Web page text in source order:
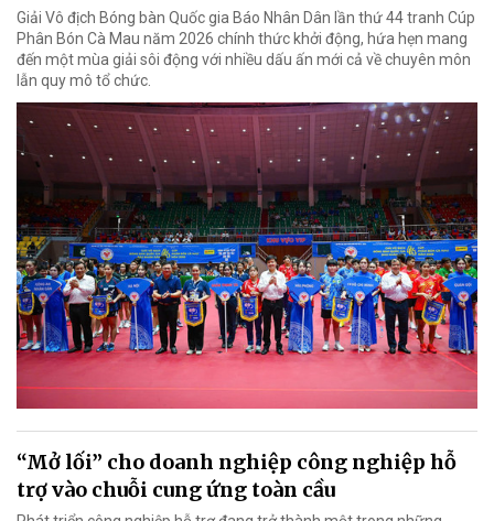
Giải Vô địch Bóng bàn Quốc gia Báo Nhân Dân lần thứ 44 tranh Cúp
Phân Bón Cà Mau năm 2026 chính thức khởi động, hứa hẹn mang
đến một mùa giải sôi động với nhiều dấu ấn mới cả về chuyên môn
lẫn quy mô tổ chức.
“Mở lối” cho doanh nghiệp công nghiệp hỗ
trợ vào chuỗi cung ứng toàn cầu